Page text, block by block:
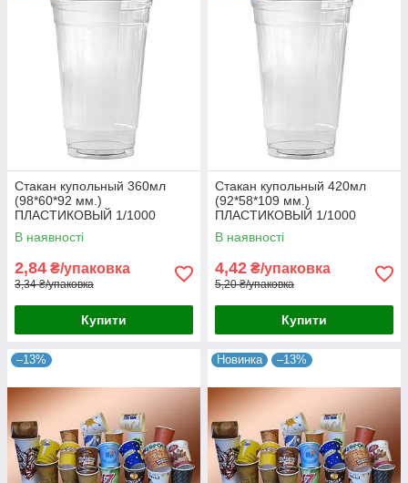
Стакан купольный 360мл
(98*60*92 мм.)
ПЛАСТИКОВЫЙ 1/1000
В наявності
2,84 ₴/упаковка
3,34 ₴/упаковка
Купити
Стакан купольный 420мл
(92*58*109 мм.)
ПЛАСТИКОВЫЙ 1/1000
В наявності
4,42 ₴/упаковка
5,20 ₴/упаковка
Купити
–13% Новинка –13%